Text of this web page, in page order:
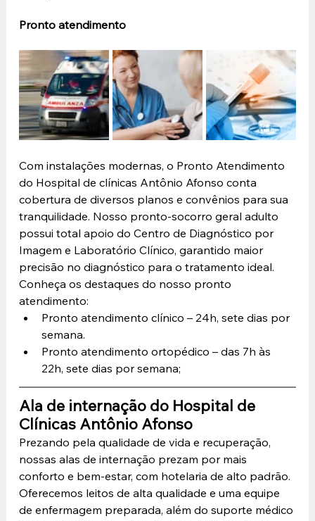
Pronto atendimento
Com instalações modernas, o Pronto Atendimento
do Hospital de clínicas Antônio Afonso conta
cobertura de diversos planos e convênios para sua
tranquilidade. Nosso pronto-socorro geral adulto
possui total apoio do Centro de Diagnóstico por
Imagem e Laboratório Clínico, garantido maior
precisão no diagnóstico para o tratamento ideal.
Conheça os destaques do nosso pronto
atendimento:
Pronto atendimento clínico – 24h, sete dias por
semana.
Pronto atendimento ortopédico – das 7h às
22h, sete dias por semana;
Ala de internação do Hospital de
Clínicas Antônio Afonso
Prezando pela qualidade de vida e recuperação,
nossas alas de internação prezam por mais
conforto e bem-estar, com hotelaria de alto padrão.
Oferecemos leitos de alta qualidade e uma equipe
de enfermagem preparada, além do suporte médico